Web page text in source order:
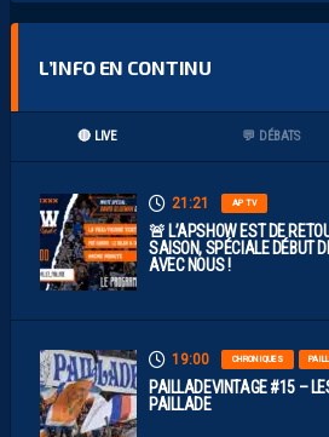
L’INFO EN CONTINU
🔴 LIVE 💬 DÉBATS
21:21 AP TV
🚨 L’APSHOW EST DE
SAISON, SPÉCIALE DÉBUT
AVEC NOUS !
19:00 CHRONIQUES
PAILLADEVINTAGE #15 –
PAILLADE